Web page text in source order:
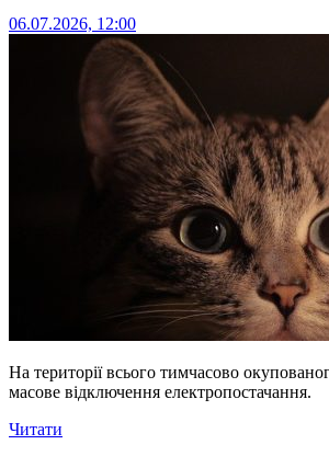
06.07.2026, 12:00
На території всього тимчасово
масове відключення електропостачання.
Читати